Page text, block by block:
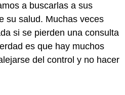
a buscarlas a sus
su salud. Muchas veces
si se pierden una consulta
es que hay muchos
del control y no hacer